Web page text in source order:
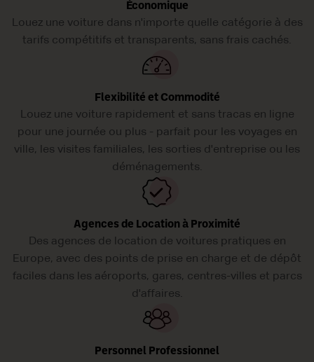
Économique
Louez une voiture dans n'importe quelle catégorie à des
tarifs compétitifs et transparents, sans frais cachés.
Flexibilité et Commodité
Louez une voiture rapidement et sans tracas en ligne
pour une journée ou plus - parfait pour les voyages en
ville, les visites familiales, les sorties d'entreprise ou les
déménagements.
Agences de Location à Proximité
Des agences de location de voitures pratiques en
Europe, avec des points de prise en charge et de dépôt
faciles dans les aéroports, gares, centres-villes et parcs
d'affaires.
Personnel Professionnel